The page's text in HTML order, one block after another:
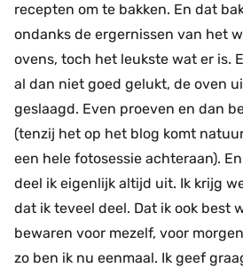
recepten om te bakken. En dat
ondanks de ergernissen van het
ovens, toch het leukste wat er is.
al dan niet goed gelukt, de oven
geslaagd. Even proeven en dan
(tenzij het op het blog komt
een hele fotosessie achteraan).
deel ik eigenlijk altijd uit. Ik krijg
dat ik teveel deel. Dat ik ook best
bewaren voor mezelf, voor
zo ben ik nu eenmaal. Ik geef